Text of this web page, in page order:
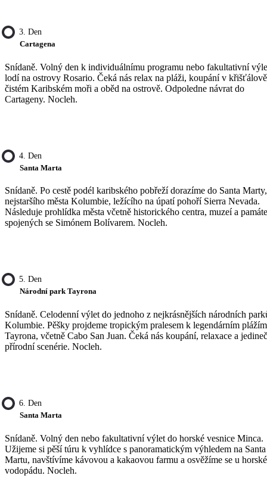
3. Den
Cartagena
Snídaně. Volný den k individuálnímu programu nebo fakultativní
lodí na ostrovy Rosario. Čeká nás relax na pláži, koupání v křišťálově
čistém Karibském moři a oběd na ostrově. Odpoledne návrat do
Cartageny. Nocleh.
4. Den
Santa Marta
Snídaně. Po cestě podél karibského pobřeží dorazíme do Santa Marty,
nejstaršího města Kolumbie, ležícího na úpatí pohoří Sierra Nevada.
Následuje prohlídka města včetně historického centra, muzeí a
spojených se Simónem Bolívarem. Nocleh.
5. Den
Národní park Tayrona
Snídaně. Celodenní výlet do jednoho z nejkrásnějších národních
Kolumbie. Pěšky projdeme tropickým pralesem k legendárním plážím
Tayrona, včetně Cabo San Juan. Čeká nás koupání, relaxace a
přírodní scenérie. Nocleh.
6. Den
Santa Marta
Snídaně. Volný den nebo fakultativní výlet do horské vesnice Minca.
Užijeme si pěší túru k vyhlídce s panoramatickým výhledem na Santa
Martu, navštívíme kávovou a kakaovou farmu a osvěžíme se u
vodopádu. Nocleh.